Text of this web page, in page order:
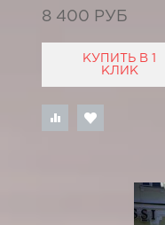
8 400 РУБ
КУПИТЬ В 1
КЛИК